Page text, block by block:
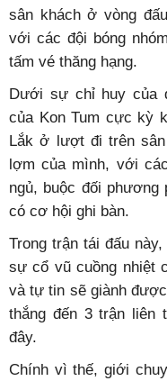
sân khách ở vòng
với các đội bóng
tấm vé thăng hạng.
Dưới sự chỉ huy của
của Kon Tum cực kỳ
Lắk ở lượt đi trên
lợm của mình, với
ngủ, buộc đối phương
có cơ hội ghi bàn.
Trong trận tái đấu
sự cổ vũ cuồng nhiệt
và tự tin sẽ giành
thắng đến 3 trận liên
đây.
Chính vì thế, giới